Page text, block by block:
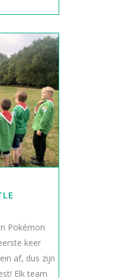
Pokémon
keer
af, dus zijn
Elk team